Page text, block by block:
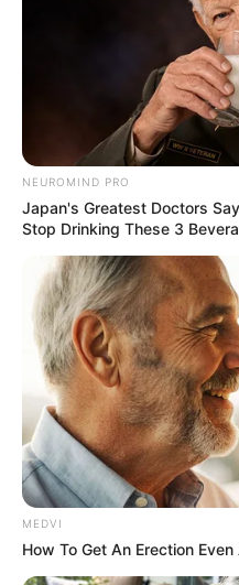
Prefeitura de
decreto que
regularização
município
Objetivo é promover a
urbano, a justiça social e o
município
Fonte:
SEGURANÇA JURÍDICA
ShareFacebookWhatsAppTelegram
NEUROMIND PRO
Japan's Greatest Doctors
Stop Drinking These 3
MEDVI
How To Get An Erection